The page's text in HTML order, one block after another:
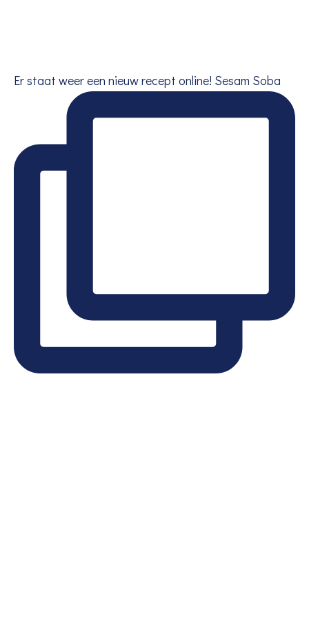
Er staat weer een nieuw recept online! Sesam Soba